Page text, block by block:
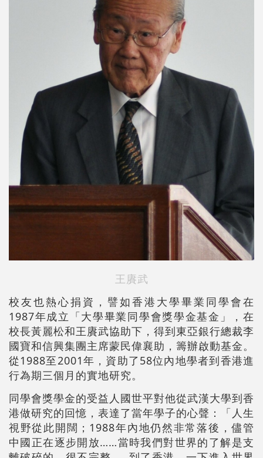
王賡武
校友也熱心捐資，譬如香港大學畢業同學會在
1987年成立「大學畢業同學會獎學金基金」，在
校長黃麗松和王賡武協助下，得到東亞銀行總裁李
國寶和信興集團主席蒙民偉襄助，籌辦啟動基金。
從1988至2001年，資助了58位內地學者到香港進
行為期三個月的實地研究。
同學會獎學金的受益人國世平對他從武漢大學到香
港做研究的回憶，表達了當年學子的心聲：「人生
視野從此開闊；1988年內地仍然非常落後，儘管
中國正在逐步開放……當時我們對世界的了解是支